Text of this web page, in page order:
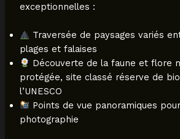
exceptionnelles :
Traversée de paysages variés
plages et falaises
Découverte de la faune et flore
protégée, site classé réserve de
l’UNESCO
Points de vue panoramiques
photographie